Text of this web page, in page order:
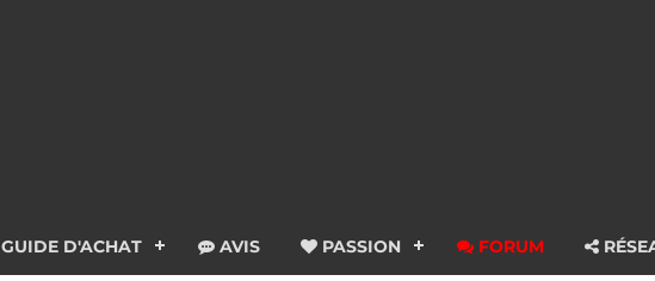
GUIDE D'ACHAT AVIS PASSION FORUM